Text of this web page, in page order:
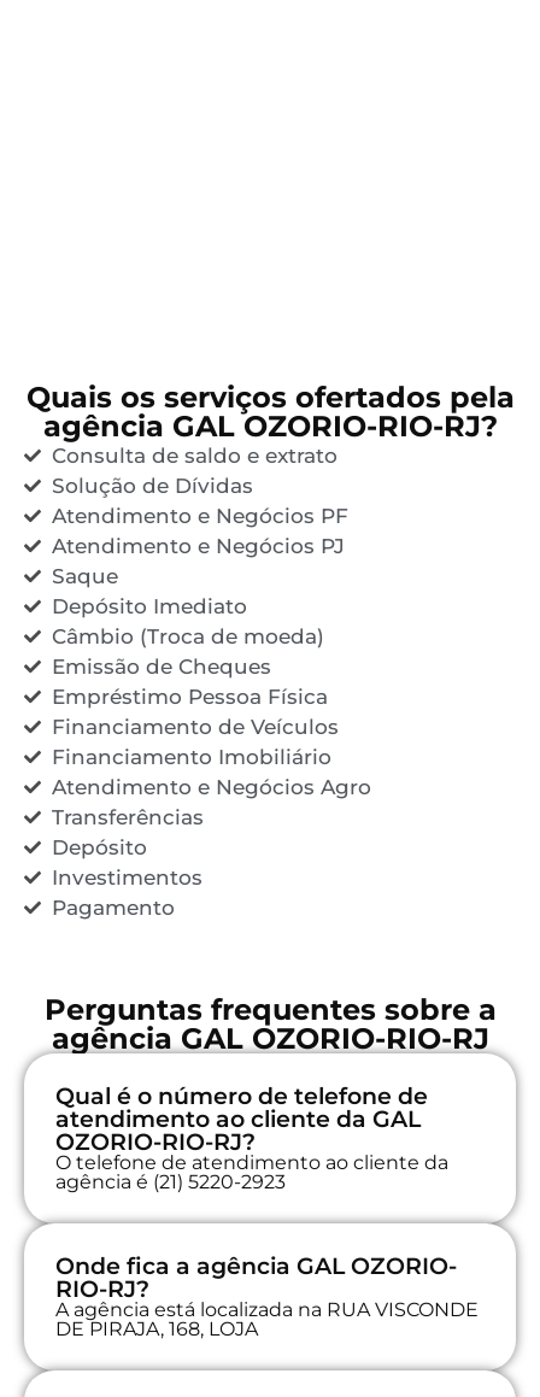
Quais os serviços ofertados pela
agência GAL OZORIO-RIO-RJ?
Consulta de saldo e extrato
Solução de Dívidas
Atendimento e Negócios PF
Atendimento e Negócios PJ
Saque
Depósito Imediato
Câmbio (Troca de moeda)
Emissão de Cheques
Empréstimo Pessoa Física
Financiamento de Veículos
Financiamento Imobiliário
Atendimento e Negócios Agro
Transferências
Depósito
Investimentos
Pagamento
Perguntas frequentes sobre a
agência GAL OZORIO-RIO-RJ
Qual é o número de telefone de
atendimento ao cliente da GAL
OZORIO-RIO-RJ?
O telefone de atendimento ao cliente da
agência é (21) 5220-2923
Onde fica a agência GAL OZORIO-
RIO-RJ?
A agência está localizada na RUA VISCONDE
DE PIRAJA, 168, LOJA